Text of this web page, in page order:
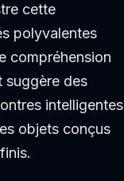
cette
polyvalentes
compréhension
suggère des
intelligentes
objets conçus